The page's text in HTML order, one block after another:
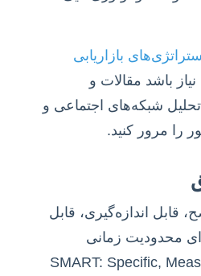
بازاریابی
باشد مقالات و
شبکه‌های اجتماعی و
را مرور کنید.
قابل اندازه‌گیری، قابل
محدودیت زمانی
(SMART: Specific,